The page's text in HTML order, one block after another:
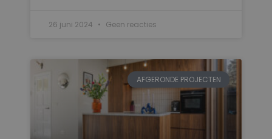
26 juni 2024 Geen reacties
AFGERONDE PROJECTEN